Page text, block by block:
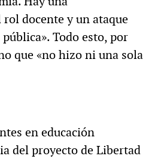
docente y un ataque
Todo esto, por
que «no hizo ni una sola
en educación
del proyecto de Libertad